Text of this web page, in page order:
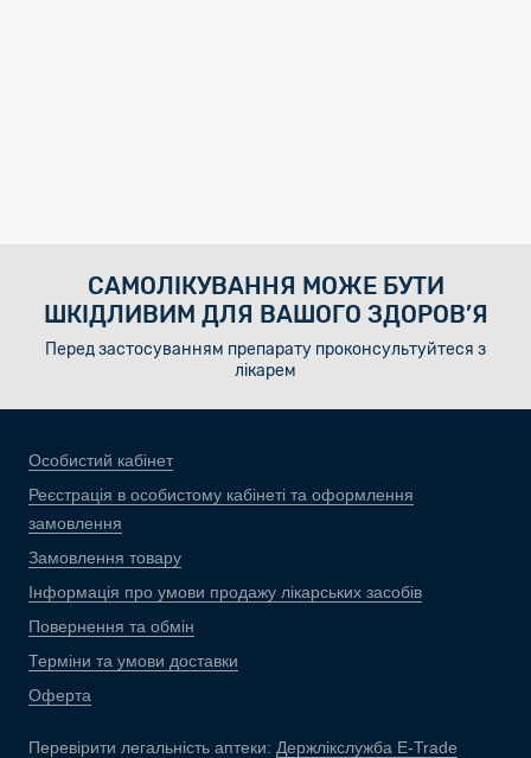
САМОЛІКУВАННЯ МОЖЕ БУТИ
ШКІДЛИВИМ ДЛЯ ВАШОГО ЗДОРОВ’Я
Перед застосуванням препарату проконсультуйтеся з
лікарем
Особистий кабінет
Реєстрація в особистому кабінеті та оформлення
замовлення
Замовлення товару
Інформація про умови продажу лікарських засобів
Повернення та обмін
Терміни та умови доставки
Оферта
Перевірити легальність аптеки: Держлікслужба E-Trade